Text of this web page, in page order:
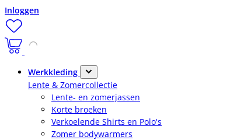
Inloggen
Werkkleding
Lente & Zomercollectie
Lente- en zomerjassen
Korte broeken
Verkoelende Shirts en Polo's
Zomer bodywarmers